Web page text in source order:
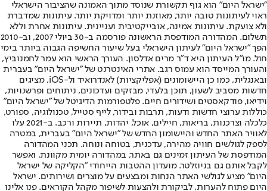
"ישראל היום" הוא גוף תקשורת שנוסד מתוך האמונה שהציבור הישראלי
ראוי לעיתונות טובה יותר, מאוזנת יותר ומדויקת יותר. עיתונות שמדברת
ולא צועקת. עיתונות אמינה, אובייקטיבית ועניינית. עיתונות אחרת וללא
תשלום. המהדורה המודפסת הראשונה פורסמה ב-30 ביולי 2007, וב-2010
הפך "ישראל היום" לעיתון הישראלי בעל שיעור החשיפה הגבוה ביותר בימי
חול. מו"ל העיתון היא ד"ר מרים אדלסון. העורך הראשי הוא עמר לחמנוביץ,
והעורך המייסד הוא עמוס רגב. אתרי האינטרנט של "ישראל היום" בעברית
ובאנגלית, כמו כן היישומונים (אפליקציות) לאנדרואיד ול-iOS, מציגים
חדשות מסביב לשעון, תוכן בלעדי, מבזקים ועדכונים, ניתוחים ופרשנויות,
וידיאו, פודקאסטים ושידורים חיים. פלטפורמות הדיגיטל של "ישראל היום"
כוללות ערוצי חדשות ודעות, תרבות ובידור, לייף סטייל, טכנולוגיה, ספורט,
כלכלה וצרכנות, בריאות, חיילים, אוכל, יהדות, תיירות ורכב. ב-2021 עלו
לאוויר האתר החדש והיישומון החדש של "ישראל היום" בעברית, במטרה
לספק לגולשים חוויה מהירה, עדכנית, בטוחה ונוחה. תכני המהדורה
המודפסת של העיתון זמינים גם באתר, במהדורה יומית מקוונת, ואפשר
לקבל אותם גם בניוזלטר. מועדון ההטבות הייחודי "הקליקה של ישראל
היום" מציע לגולשי האתר הנחות ומבצעים על מוצרים ושירותים. ישראל
היום פתוח להערות, לביקורת ולהצעות לשיפור מקהל הקוראים. פנו אלינו